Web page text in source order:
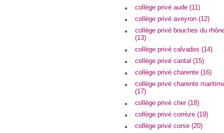
collège privé aude (11)
collège privé aveyron (12)
collège privé bouches du
(13)
collège privé calvados (14)
collège privé cantal (15)
collège privé charente (16)
collège privé charente
(17)
collège privé cher (18)
collège privé corrèze (19)
collège privé corse (20)